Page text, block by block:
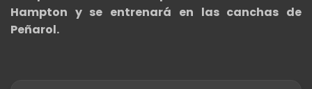
Hampton y se entrenará en las canchas de
Peñarol.